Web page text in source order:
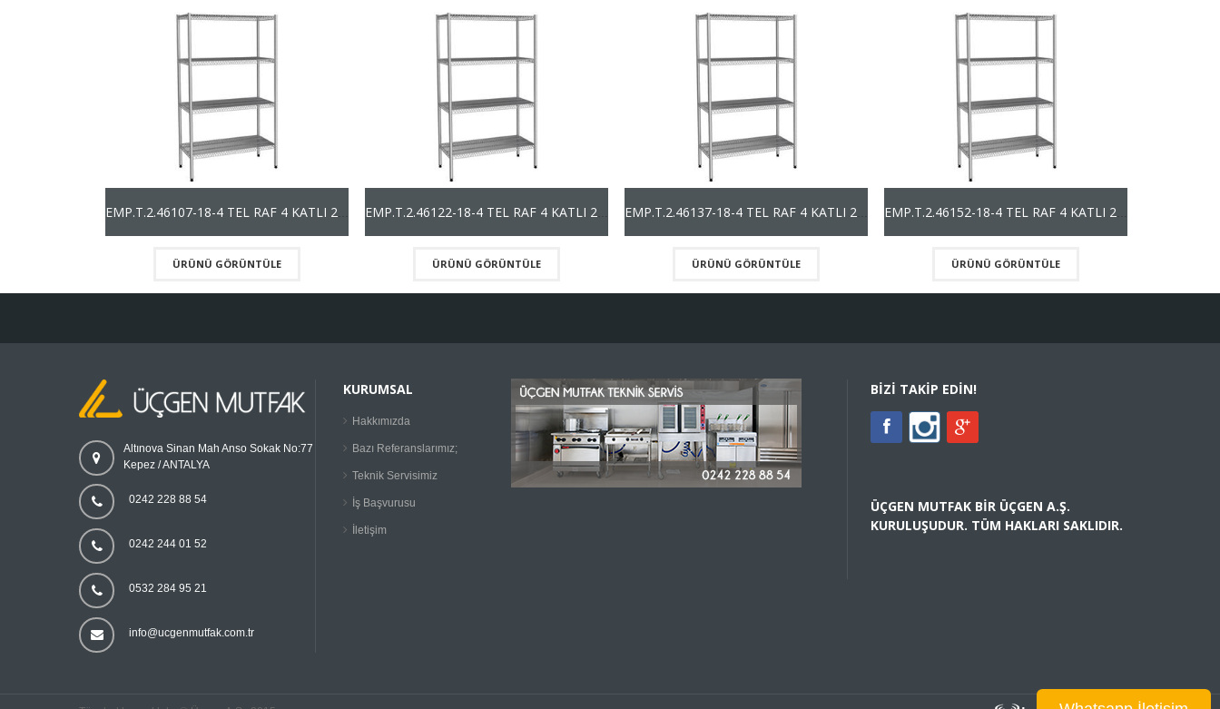
EMP.T.2.46107-18-4 TEL RAF 4 KATLI 201 KALİTE (1800mm)
ÜRÜNÜ GÖRÜNTÜLE
EMP.T.2.46122-18-4 TEL RAF 4 KATLI 201 KALİTE (1800mm)
ÜRÜNÜ GÖRÜNTÜLE
EMP.T.2.46137-18-4 TEL RAF 4 KATLI 201 KALİTE (1800mm)
ÜRÜNÜ GÖRÜNTÜLE
EMP.T.2.46152-18-4 TEL RAF 4 KATLI 201 KALİTE (1800mm)
ÜRÜNÜ GÖRÜNTÜLE
Altınova Sinan Mah Anso Sokak No:77
Kepez / ANTALYA
0242 228 88 54
0242 244 01 52
0532 284 95 21
info@ucgenmutfak.com.tr
KURUMSAL
Hakkımızda
Bazı Referanslarımız;
Teknik Servisimiz
İş Başvurusu
İletişim
BIZI TAKIP EDIN!
ÜÇGEN MUTFAK BIR ÜÇGEN A.Ş.
KURULUŞUDUR. TÜM HAKLARI SAKLIDIR.